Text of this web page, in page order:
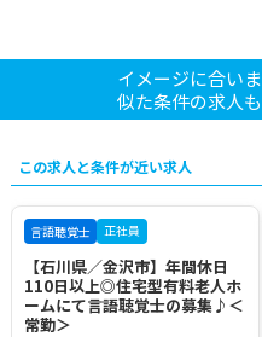
イメージに合い
似た条件の求人
この求人と条件が近い求人
言語聴覚士 正社員
【石川県／金沢市】年間休日
110日以上◎住宅型有料老人ホ
ームにて言語聴覚士の募集♪＜
常勤＞